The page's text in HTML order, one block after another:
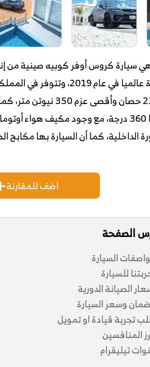
قوة 238 حصان
وكاميرا 360 درجة، مع وجود مكيف
الداخلية، كما أن السيارة بها
اضف للمقارنة
الصفحة
السيارة
للسيارة
الصيانة الدورية
وسعر السيارة
تجربة قيادة او تمويل
المنافسين
تيليقرام